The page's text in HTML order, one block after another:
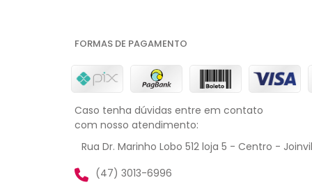
FORMAS DE PAGAMENTO
Caso tenha dúvidas entre em contato
com nosso atendimento:
Rua Dr. Marinho Lobo 512 loja 5 - Centro -
(47) 3013-6996